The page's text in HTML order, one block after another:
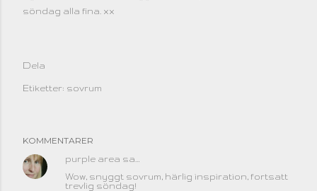
söndag alla fina. xx
Dela
Etiketter: sovrum
KOMMENTARER
purple area sa…
Wow, snyggt sovrum, härlig inspiration, fortsatt
trevlig söndag!